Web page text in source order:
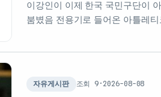
이강인이 이제 한국 국민구단이
붐볐음 전용기로 들어온 아틀레
자유게시판 조회 9 · 2026-08-08